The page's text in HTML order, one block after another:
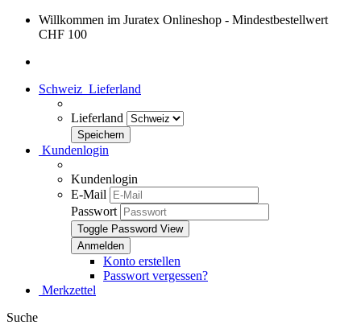
Willkommen im Juratex Onlineshop - Mindestbestellwert
CHF 100
Schweiz Lieferland
Lieferland
Kundenlogin
Kundenlogin
E-Mail
Passwort
Toggle Password View
Konto erstellen
Passwort vergessen?
Merkzettel
Suche